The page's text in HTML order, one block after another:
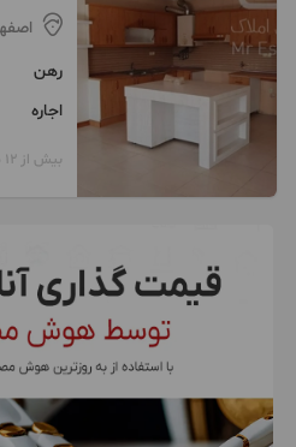
رهن
اجاره
بیش از 12 ماه پیش